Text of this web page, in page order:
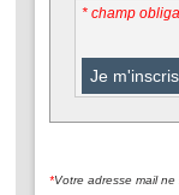
* champ
*Votre adresse mail